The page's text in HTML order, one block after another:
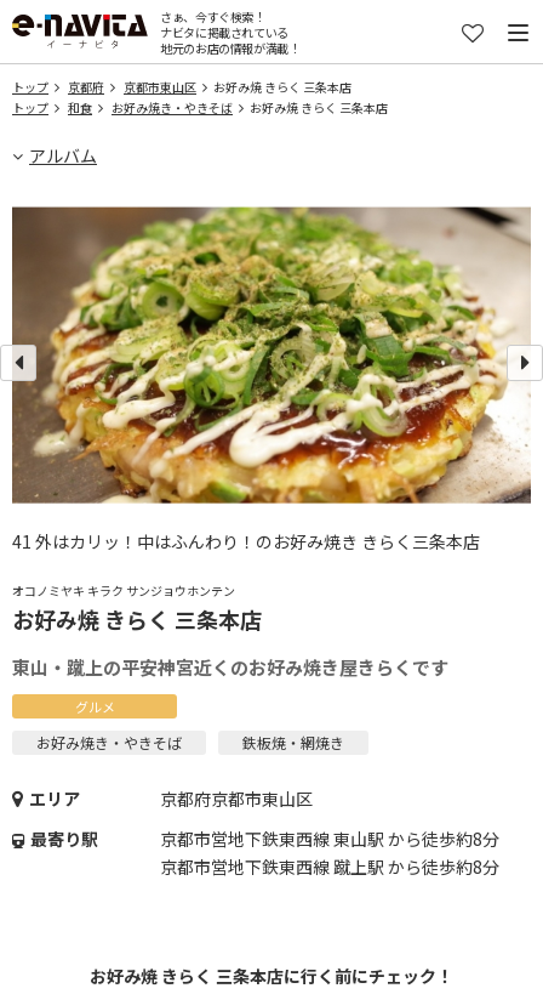
さぁ、今すぐ検索！
ナビタに掲載されている
地元のお店の情報が満載！
トップ 京都府 京都市東山区
お好み焼 きらく 三条本店
トップ
和食 お好み焼き・やきそば お好み焼 きらく 三条本店
アルバム
オコノミヤキ キラク サンジョウホンテン
お好み焼 きらく 三条本店
東山・蹴上の平安神宮近くのお好み焼き屋きらくです
グルメ
お好み焼き・やきそば 鉄板焼・網焼き
エリア
京都府京都市東山区
最寄り駅
京都市営地下鉄東西線 東山駅 から徒歩約8分
京都市営地下鉄東西線 蹴上駅 から徒歩約8分
お好み焼 きらく 三条本店に行く前にチェック！
41 外はカリッ！中はふんわり！のお好み焼き きらく三条本店